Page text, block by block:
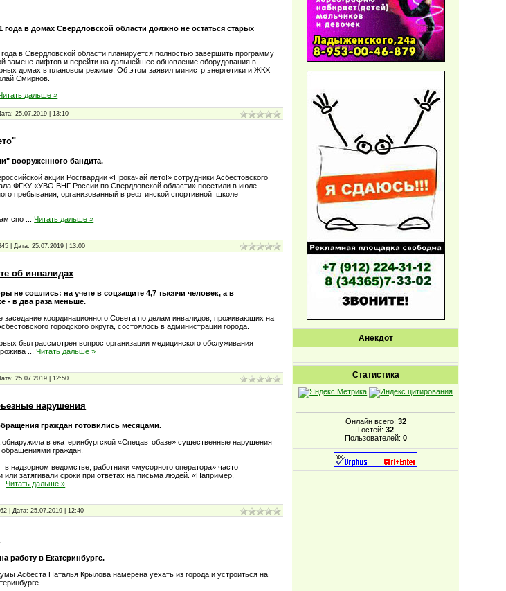
года в домах Свердловской области должно не остаться старых
года в Свердловской области планируется полностью завершить программу
замене лифтов и перейти на дальнейшее обновление оборудования в
домах в плановом режиме. Об этом заявил министр энергетики и ЖКХ
Смирнов.
дальше »
25.07.2019 |13:10
вооруженного бандита.
акции Росгвардии «Прокачай лето!» сотрудники Асбестовского
ФГКУ «УВО ВНГ России по Свердловской области» посетили в июле
пребывания, организованный в рефтинской спортивной школе
спо
...Читать дальше »
Дата: 25.07.2019 |13:00
об инвалидах
не сошлись: на учете в соцзащите 4,7 тысячи человек, а в
- в два раза меньше.
заседание координационного Совета по делам инвалидов, проживающих на
городского округа, состоялось в администрации города.
был рассмотрен вопрос организации медицинского обслуживания
...Читать дальше »
25.07.2019 |12:50
нарушения
граждан готовились месяцами.
обнаружила в екатеринбургской «Спецавтобазе» существенные нарушения
обращениями граждан.
в надзорном ведомстве, работники «мусорного оператора» часто
или затягивали сроки при ответах на письма людей. «Например,
...Читать дальше »
Дата: 25.07.2019 |12:40
работу в Екатеринбурге.
Асбеста Наталья Крылова намерена уехать из города и устроиться на
Анекдот
Статистика
Онлайн всего: 32
Гостей: 32
Пользователей: 0